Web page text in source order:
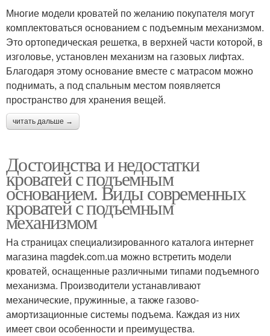
Многие модели кроватей по желанию покупателя могут
комплектоваться основанием с подъемным механизмом.
Это ортопедическая решетка, в верхней части которой, в
изголовье, установлен механизм на газовых лифтах.
Благодаря этому основание вместе с матрасом можно
поднимать, а под спальным местом появляется
пространство для хранения вещей.
читать дальше →
Достоинства и недостатки
кроватей с подъемным
основанием. Виды современных
кроватей с подъемным
механизмом
На страницах специализированного каталога интернет
магазина magdek.com.ua можно встретить модели
кроватей, оснащенные различными типами подъемного
механизма. Производители устанавливают
механические, пружинные, а также газово-
амортизационные системы подъема. Каждая из них
имеет свои особенности и преимущества.